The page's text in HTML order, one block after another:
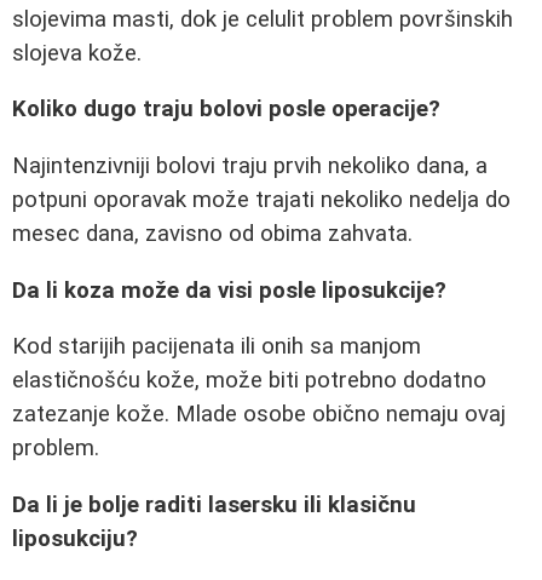
slojevima masti, dok je celulit problem površinskih
slojeva kože.
Koliko dugo traju bolovi posle operacije?
Najintenzivniji bolovi traju prvih nekoliko dana, a
potpuni oporavak može trajati nekoliko nedelja do
mesec dana, zavisno od obima zahvata.
Da li koza može da visi posle liposukcije?
Kod starijih pacijenata ili onih sa manjom
elastičnošću kože, može biti potrebno dodatno
zatezanje kože. Mlade osobe obično nemaju ovaj
problem.
Da li je bolje raditi lasersku ili klasičnu
liposukciju?